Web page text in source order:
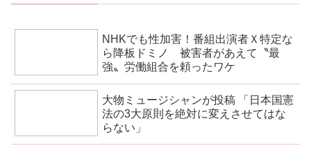
NHKでも性加害！番組出演者Ｘ特定な
ら降板ドミノ 被害者があえて〝最
強〟労働組合を頼ったワケ
大物ミュージシャンが投稿 「日本国憲
法の3大原則を絶対に変えさせてはな
らない」